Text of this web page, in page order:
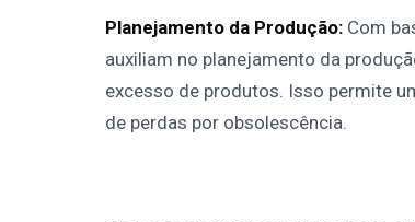
Planejamento da Produção: Com
auxiliam no planejamento da
excesso de produtos. Isso permite
de perdas por obsolescência.